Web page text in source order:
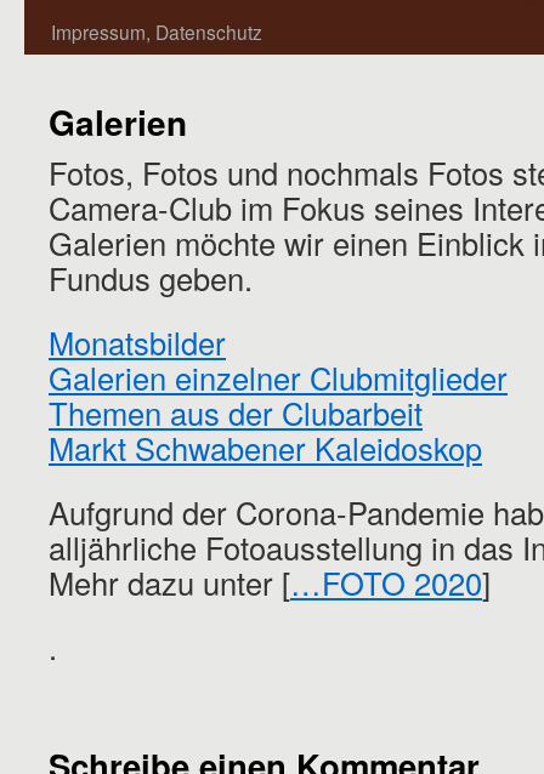
Impressum, Datenschutz
Galerien
Fotos, Fotos und nochmals Fotos
Camera-Club im Fokus seines
Galerien möchte wir einen Einblick
Fundus geben.
Monatsbilder
Galerien einzelner Clubmitglieder
Themen aus der Clubarbeit
Markt Schwabener Kaleidoskop
Aufgrund der Corona-Pandemie
alljährliche Fotoausstellung in das
Mehr dazu unter […FOTO 2020]
.